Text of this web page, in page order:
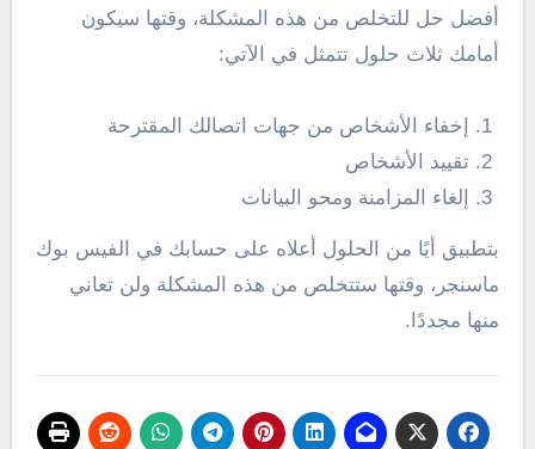
أفضل حل للتخلص من هذه المشكلة، وقتها سيكون
أمامك ثلاث حلول تتمثل في الآتي:
إخفاء الأشخاص من جهات اتصالك المقترحة
تقييد الأشخاص
إلغاء المزامنة ومحو البيانات
بتطبيق أيًا من الحلول أعلاه على حسابك في الفيس بوك
ماسنجر، وقتها ستتخلص من هذه المشكلة ولن تعاني
منها مجددًا.